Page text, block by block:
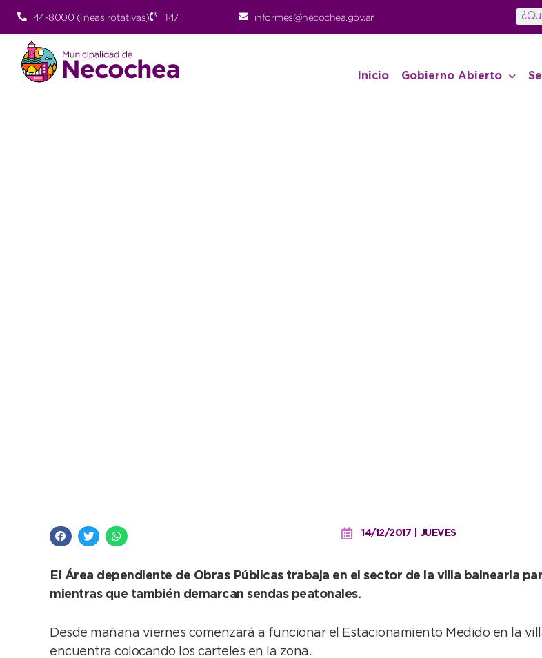
44-8000 (lineas rotativas) 147 informes@necochea.gov.ar
Inicio Gobierno Abierto
14/12/2017 | JUEVES
El Área dependiente de Obras Públicas trabaja en el sector de la villa balnearia
mientras que también demarcan sendas peatonales.
Desde mañana viernes comenzará a funcionar el Estacionamiento Medido en la
encuentra colocando los carteles en la zona.